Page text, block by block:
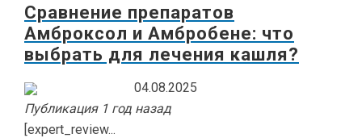
Сравнение препаратов
Амброксол и Амбробене: что
выбрать для лечения кашля?
04.08.2025
Публикация 1 год назад
[expert_review...